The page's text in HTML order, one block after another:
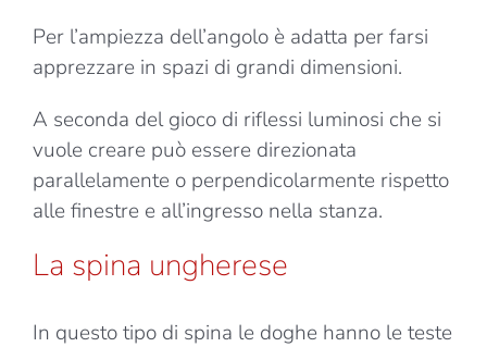
Per l’ampiezza dell’angolo è adatta per farsi
apprezzare in spazi di grandi dimensioni.
A seconda del gioco di riflessi luminosi che si
vuole creare può essere direzionata
parallelamente o perpendicolarmente rispetto
alle finestre e all’ingresso nella stanza.
La spina ungherese
In questo tipo di spina le doghe hanno le teste